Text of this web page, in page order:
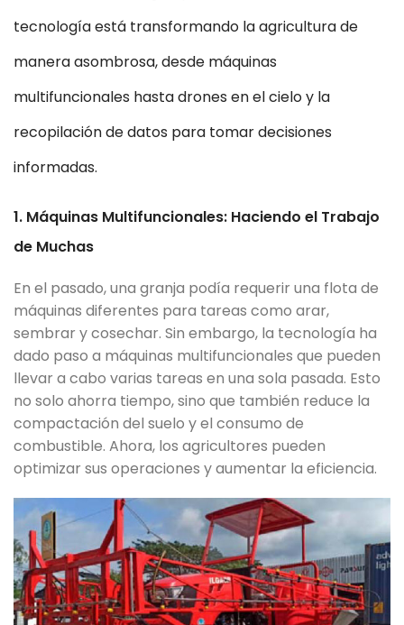
tecnología está transformando la agricultura de
manera asombrosa, desde máquinas
multifuncionales hasta drones en el cielo y la
recopilación de datos para tomar decisiones
informadas.
1. Máquinas Multifuncionales: Haciendo el Trabajo
de Muchas
En el pasado, una granja podía requerir una flota de
máquinas diferentes para tareas como arar,
sembrar y cosechar. Sin embargo, la tecnología ha
dado paso a máquinas multifuncionales que pueden
llevar a cabo varias tareas en una sola pasada. Esto
no solo ahorra tiempo, sino que también reduce la
compactación del suelo y el consumo de
combustible. Ahora, los agricultores pueden
optimizar sus operaciones y aumentar la eficiencia.